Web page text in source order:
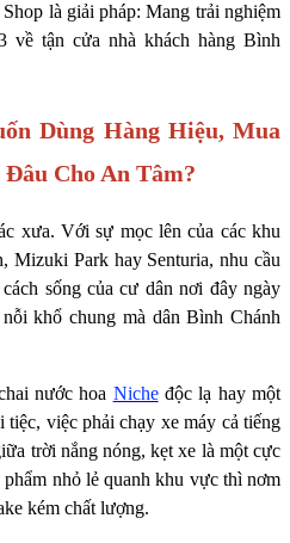
là giải pháp: Mang trải nghiệm
về tận cửa nhà khách hàng Bình
Dùng Hàng Hiệu, Mua
Cho An Tâm?
xưa. Với sự mọc lên của các khu
Mizuki Park hay Senturia, nhu cầu
sống của cư dân nơi đây ngày
khổ chung mà dân Bình Chánh
nước hoa Nicheđộc lạ hay một
tiệc, việc phải chạy xe máy cả tiếng
trời nắng nóng, kẹt xe là một cực
nhỏ lẻ quanh khu vực thì nơm
kém chất lượng.